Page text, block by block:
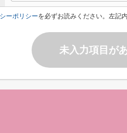
ーポリシーを必ずお読みください。左記
未入力項目が